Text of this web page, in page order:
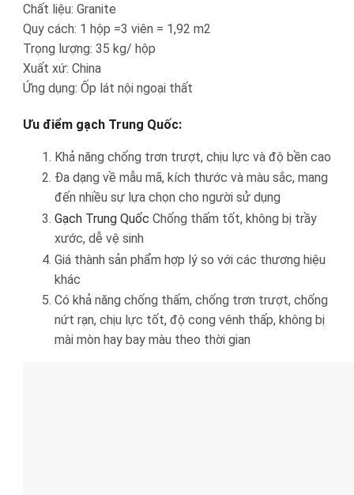
Chất liệu: Granite
Quy cách: 1 hộp =3 viên = 1,92 m2
Trọng lượng: 35 kg/ hộp
Xuất xứ: China
Ứng dụng: Ốp lát nội ngoại thất
Ưu điểm gạch Trung Quốc:
Khả năng chống trơn trượt, chịu lực và độ bền cao
Đa dạng về mẫu mã, kích thước và màu sắc, mang
đến nhiều sự lựa chọn cho người sử dụng
Gạch Trung Quốc Chống thấm tốt, không bị trầy
xước, dễ vệ sinh
Giá thành sản phẩm hợp lý so với các thương hiệu
khác
Có khả năng chống thấm, chống trơn trượt, chống
nứt rạn, chịu lực tốt, độ cong vênh thấp, không bị
mài mòn hay bay màu theo thời gian